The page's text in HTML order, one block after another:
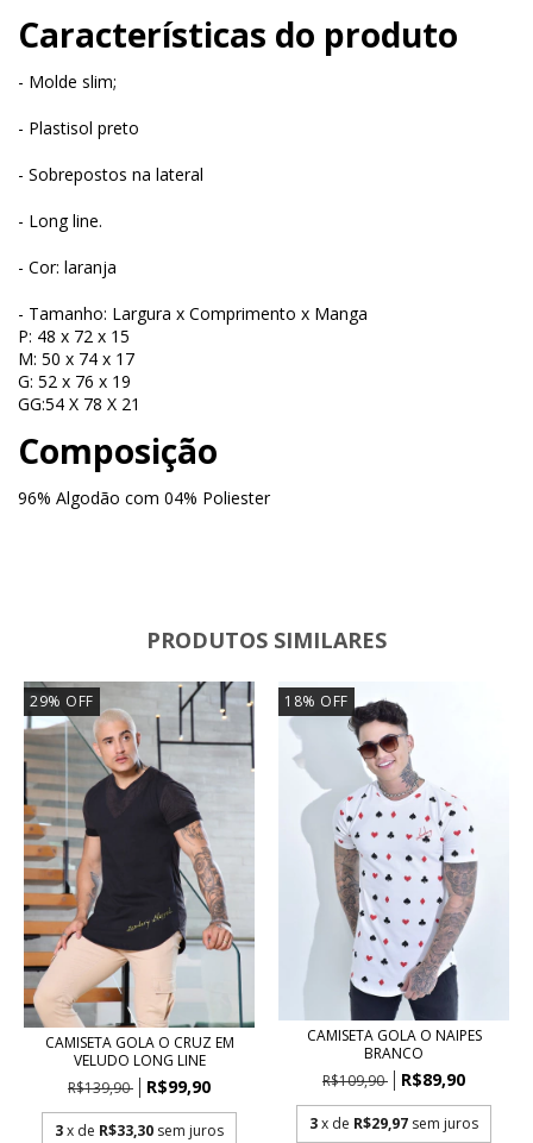
Características do produto
- Molde slim;
- Plastisol preto
- Sobrepostos na lateral
- Long line.
- Cor: laranja
- Tamanho: Largura x Comprimento x Manga
P: 48 x 72 x 15
M: 50 x 74 x 17
G: 52 x 76 x 19
GG:54 X 78 X 21
Composição
96% Algodão com 04% Poliester
PRODUTOS SIMILARES
29% OFF
CAMISETA GOLA O CRUZ EM
VELUDO LONG LINE
R$139,90
R$99,90
3x de R$33,30 sem juros
18% OFF
CAMISETA GOLA O NAIPES
BRANCO
R$109,90
R$89,90
3x de R$29,97 sem juros